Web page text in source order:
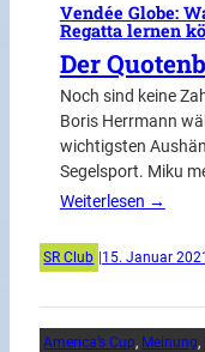
Vendée Globe:
Regatta lernen
Der
Noch sind keine
Boris Herrmann
wichtigsten
Segelsport. Miku
Weiterlesen →
SR Club |15. Januar
America’s Cup, Meinung,